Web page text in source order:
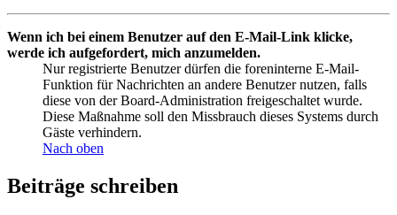
Wenn ich bei einem Benutzer auf den E-Mail-Link klicke,
werde ich aufgefordert, mich anzumelden.
Nur registrierte Benutzer dürfen die foreninterne E-Mail-
Funktion für Nachrichten an andere Benutzer nutzen, falls
diese von der Board-Administration freigeschaltet wurde.
Diese Maßnahme soll den Missbrauch dieses Systems durch
Gäste verhindern.
Nach oben
Beiträge schreiben